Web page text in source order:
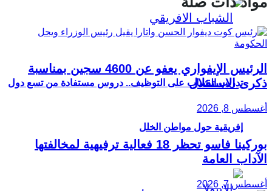
تدريب الشباب على التوظيف.. دروس مستفادة من تسع دول
إفريقية حول مواطن الخلل
الرئيس الإيفواري يعفو عن 4600 سجين بمناسبة
ذكرى الاستقلال
أغسطس 8, 2026
بوركينا فاسو تحظر 18 فعالية ترفيهية لمخالفتها
الآداب العامة
أغسطس 7, 2026